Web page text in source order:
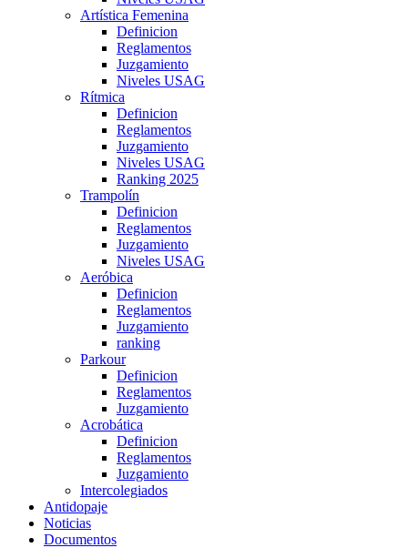
Artística Femenina
Definicion
Reglamentos
Juzgamiento
Niveles USAG
Rítmica
Definicion
Reglamentos
Juzgamiento
Niveles USAG
Ranking 2025
Trampolín
Definicion
Reglamentos
Juzgamiento
Niveles USAG
Aeróbica
Definicion
Reglamentos
Juzgamiento
ranking
Parkour
Definicion
Reglamentos
Juzgamiento
Acrobática
Definicion
Reglamentos
Juzgamiento
Intercolegiados
Antidopaje
Noticias
Documentos